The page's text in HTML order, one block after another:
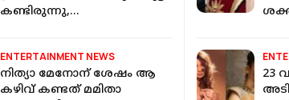
കണ്ടിരുന്നു,
ചന്ദ്രശേഖർ
ENTERTAINMENT NEWS
നിത്യാ മേനോന് ശേഷം ആ
കഴിവ് കണ്ടത് മമിതാ
23